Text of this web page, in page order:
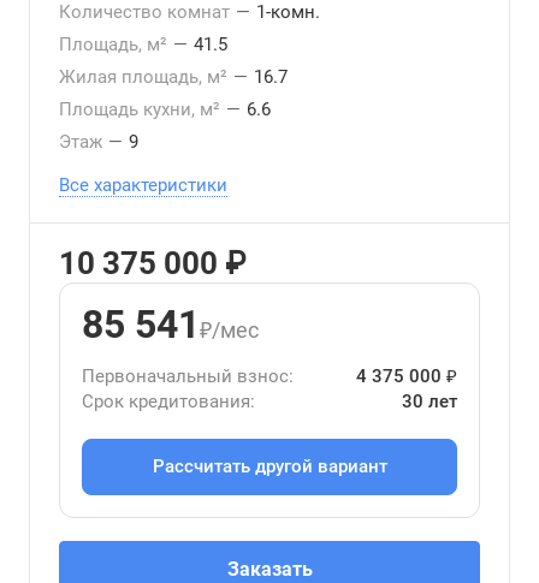
Количество комнат — 1-комн.
Площадь, м² — 41.5
Жилая площадь, м² — 16.7
Площадь кухни, м² — 6.6
Этаж — 9
Все характеристики
10 375 000 ₽
85 541 ₽/мес
Первоначальный взнос:
4 375 000 ₽
Срок кредитования:
30 лет
Рассчитать другой вариант
Заказать